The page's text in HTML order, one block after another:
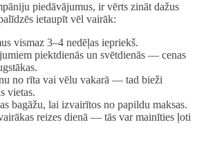
piedāvājumus, ir vērts zināt dažus
ietaupīt vēl vairāk:
vismaz 3–4 nedēļas iepriekš.
piektdienās un svētdienās — cenas
no rīta vai vēlu vakarā — tad bieži
vietas.
bagāžu, lai izvairītos no papildu maksas.
reizes dienā — tās var mainīties ļoti